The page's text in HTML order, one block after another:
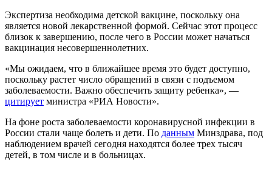
Экспертиза необходима детской вакцине, поскольку она
является новой лекарственной формой. Сейчас этот процесс
близок к завершению, после чего в России может начаться
вакцинация несовершеннолетних.
«Мы ожидаем, что в ближайшее время это будет доступно,
поскольку растет число обращений в связи с подъемом
заболеваемости. Важно обеспечить защиту ребенка», —
цитирует министра «РИА Новости».
На фоне роста заболеваемости коронавирусной инфекции в
России стали чаще болеть и дети. По данным Минздрава, под
наблюдением врачей сегодня находятся более трех тысяч
детей, в том числе и в больницах.